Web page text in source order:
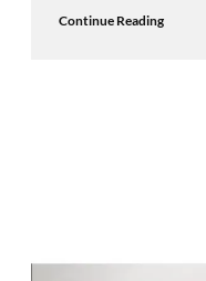
Continue Reading